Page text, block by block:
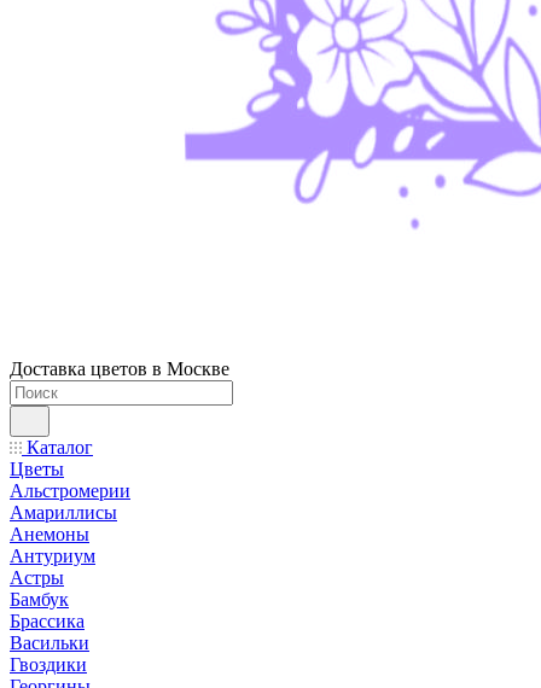
Доставка цветов в Москве
Каталог
Цветы
Альстромерии
Амариллисы
Анемоны
Антуриум
Астры
Бамбук
Брассика
Васильки
Гвоздики